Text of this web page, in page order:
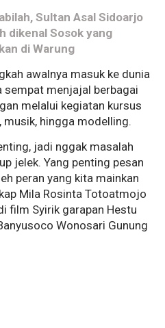
Sultan Asal Sidoarjo
dikenal Sosok yang
di Warung
awalnya masuk ke dunia
sempat menjajal berbagai
melalui kegiatan kursus
musik, hingga modelling.
jadi nggak masalah
jelek. Yang penting pesan
peran yang kita mainkan
Mila Rosinta Totoatmojo
film Syirik garapan Hestu
Wonosari Gunung